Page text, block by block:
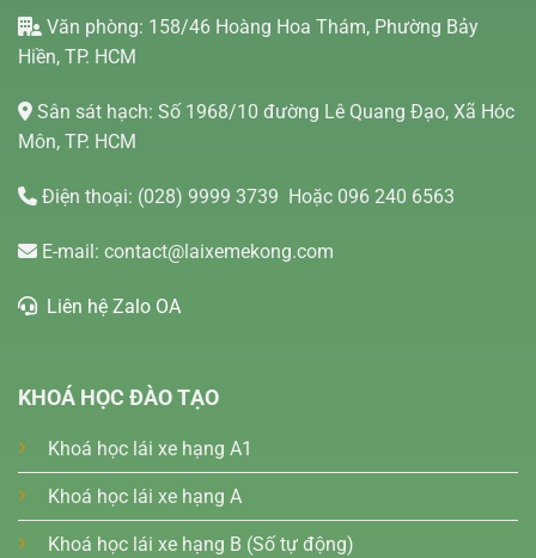
Văn phòng: 158/46 Hoàng Hoa Thám, Phường Bảy
Hiền, TP. HCM
Sân sát hạch: Số 1968/10 đường Lê Quang Đạo, Xã Hóc
Môn, TP. HCM
Điện thoại: (028) 9999 3739 Hoặc 096 240 6563
E-mail: contact@laixemekong.com
Liên hệ Zalo OA
KHOÁ HỌC ĐÀO TẠO
Khoá học lái xe hạng A1
Khoá học lái xe hạng A
Khoá học lái xe hạng B (Số tự động)